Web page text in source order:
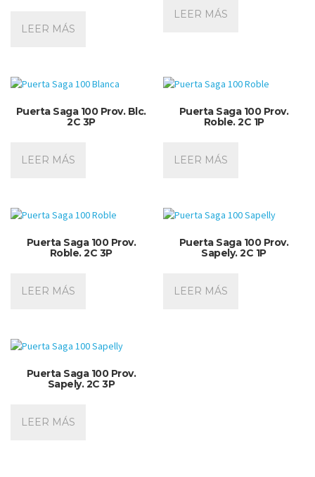
LEER MÁS
LEER MÁS
Puerta Saga 100 Prov. Blc.
2C 3P
LEER MÁS
Puerta Saga 100 Prov.
Roble. 2C 1P
LEER MÁS
Puerta Saga 100 Prov.
Roble. 2C 3P
LEER MÁS
Puerta Saga 100 Prov.
Sapely. 2C 1P
LEER MÁS
Puerta Saga 100 Prov.
Sapely. 2C 3P
LEER MÁS